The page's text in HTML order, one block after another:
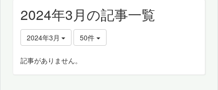
2024年3月の記事一覧
2024年3月 50件
記事がありません。